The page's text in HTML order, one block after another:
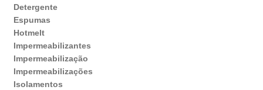
Detergente
Espumas
Hotmelt
Impermeabilizantes
Impermeabilização
Impermeabilizações
Isolamentos